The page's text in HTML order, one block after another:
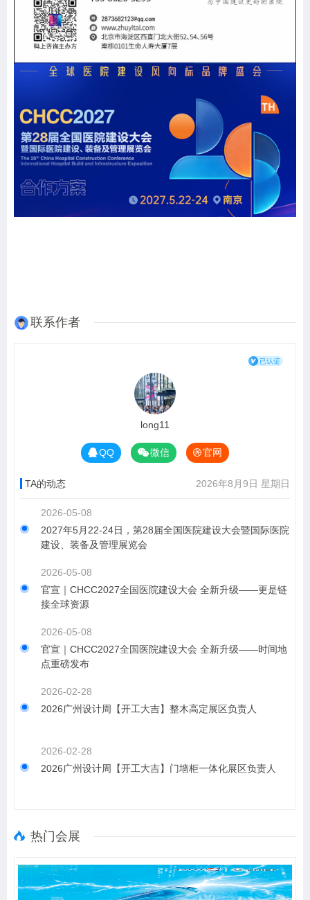
联系作者
long11
QQ 微信 官网
TA的动态 2026年8月9日 星期日
2026-05-08
2027年5月22-24日，第28届全国医院建设大会暨国际医院
建设、装备及管理展览会
2026-05-08
官宣｜CHCC2027全国医院建设大会 全新升级——更是链
接全球资源
2026-05-08
​官宣｜CHCC2027全国医院建设大会 全新升级——时间地
点重磅发布
2026-02-28
2026广州设计周【开工大吉】整木高定展区负责人
2026-02-28
2026广州设计周【开工大吉】门墙柜一体化展区负责人
热门会展